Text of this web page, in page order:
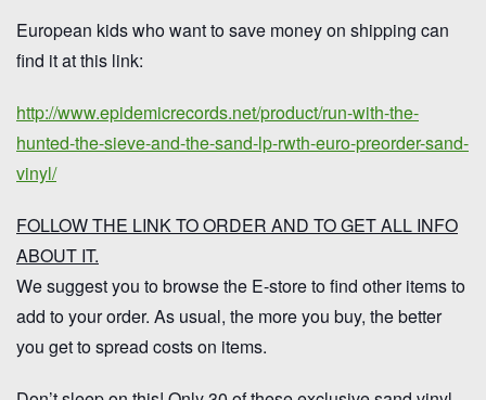
European kids who want tosave money on shipping can
find it at this link:
http://www.epidemicrecords.net/product/run-with-the-
hunted-the-sieve-and-the-sand-lp-rwth-euro-preorder-sand-
vinyl/
FOLLOW THE LINK TO ORDER AND TO GET ALL INFO
ABOUT IT.
We suggest you to browse the E-store to find other items to
add to your order. As usual, the more you buy, the better
you get to spread costs on items.